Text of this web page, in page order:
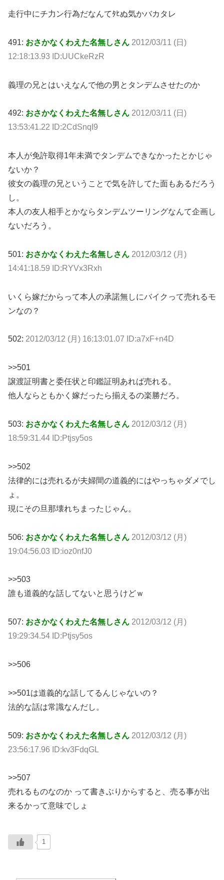
走行中にチ力ン行為だなんてﾀﾋぬ気かバカタレ
491: おさかなくわえた名無しさん 2012/03/11 (日)
12:18:13.93 ID:UUCkeRzR
義理の兄とはいえなんで他の男とタンデムさせたのか
492: おさかなくわえた名無しさん 2012/03/11 (日)
13:53:41.22 ID:2CdSnqI9
本人が免許取得1年未満でタンデムできなかったとかじゃ
ないか？
彼女の義理の兄ということで気を許してた面もあるだろう
し。
本人の友人相手とかならタンデムツーリングなんて企画し
ないだろう。
501: おさかなくわえた名無しさん 2012/03/12 (月)
14:41:18.59 ID:RYVx3Rxh
いくら嫁だからって本人の承諾無しにバイクって売れるモ
ンなの？
502: 2012/03/12 (月) 16:13:01.07 ID:a7xF+n4D
>>501
譲渡証明書と委任状と印鑑証明あれば売れる。
他人ならともかく嫁だったら揃えるの楽勝だろ。
503: おさかなくわえた名無しさん 2012/03/12 (月)
18:59:31.44 ID:Ptjsy5os
>>502
法律的には売れるが夫婦間の道義的にはやっちゃダメでし
ょ。
現にその旦那壊れちまったじゃん。
506: おさかなくわえた名無しさん 2012/03/12 (月)
19:04:56.03 ID:ioz0nfJ0
>>503
誰も道義的な話してないと思うけどｗ
507: おさかなくわえた名無しさん 2012/03/12 (月)
19:29:34.54 ID:Ptjsy5os
>>506
>>501は道義的な話してるんじゃないの？
法的な話は常識なんだし。
509: おさかなくわえた名無しさん 2012/03/12 (月)
23:56:17.96 ID:kv3FdqGL
>>507
売れるものなのか って書きぶりからすると、売る事が出
来るかって意味でしょ
1